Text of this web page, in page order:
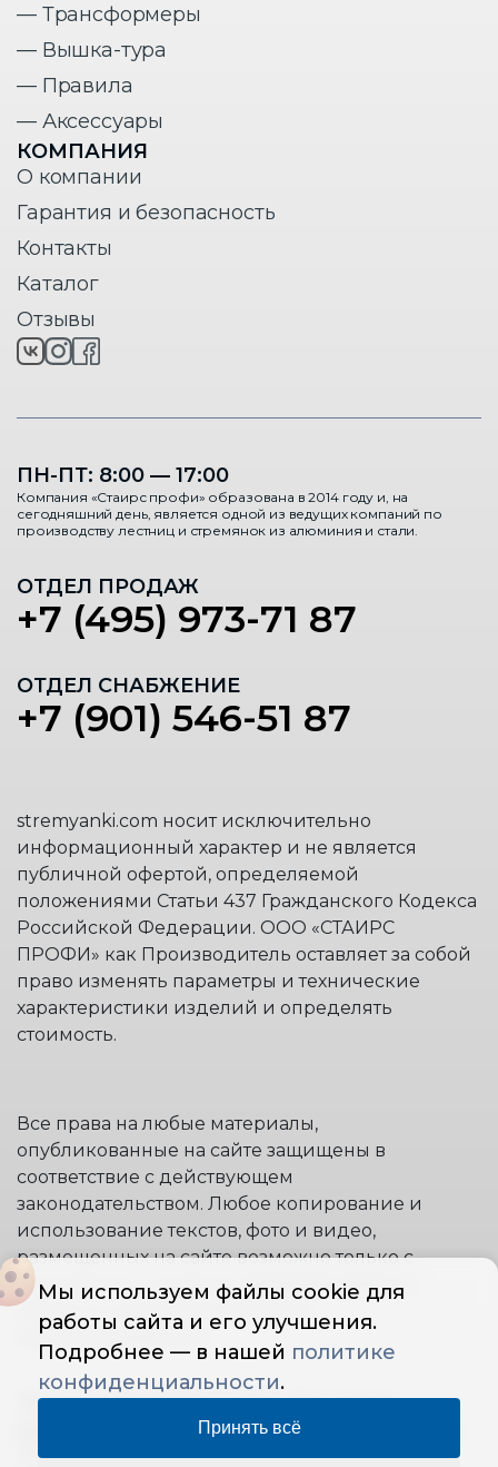
Мы используем файлы cookie для
работы сайта и его улучшения.
Подробнее — в нашей политике
конфиденциальности.
Принять всё
— Трансформеры
— Вышка-тура
— Правила
— Аксессуары
КОМПАНИЯ
О компании
Гарантия и безопасность
Контакты
Каталог
Отзывы
ПН-ПТ: 8:00 — 17:00
Компания «Стаирс профи» образована в 2014 году и, на
сегодняшний день, является одной из ведущих компаний по
производству лестниц и стремянок из алюминия и стали.
ОТДЕЛ ПРОДАЖ
+7 (495) 973-71 87
ОТДЕЛ СНАБЖЕНИЕ
+7 (901) 546-51 87
stremyanki.com носит исключительно
информационный характер и не является
публичной офертой, определяемой
положениями Статьи 437 Гражданского Кодекса
Российской Федерации. ООО «СТАИРС
ПРОФИ» как Производитель оставляет за собой
право изменять параметры и технические
характеристики изделий и определять
стоимость.
Все права на любые материалы,
опубликованные на сайте защищены в
соответствие с действующем
законодательством. Любое копирование и
использование текстов, фото и видео,
размещенных на сайте возможно только с
письменного согласия правообладателя и
только со ссылкой на источник:
www.stremyanki.com.
"ООО STAIRS PROFI" © 2014 | Все права
— Политика конфиденциальности
ОГРН: 1145007003855